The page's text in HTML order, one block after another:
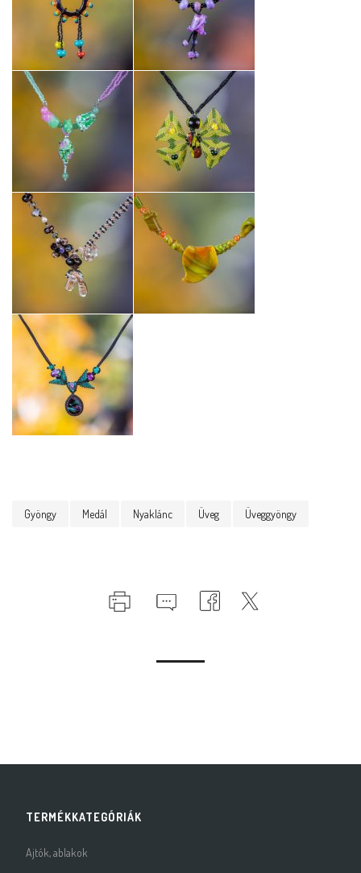
Gyöngy Medál Nyaklánc Üveg Üveggyöngy
TERMÉKKATEGÓRIÁK
Ajtók, ablakok